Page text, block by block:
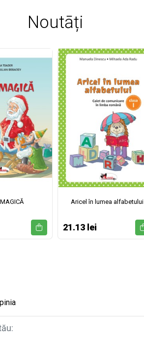
Noutāți
Aricel în lumea alfabetului
21.13 lei